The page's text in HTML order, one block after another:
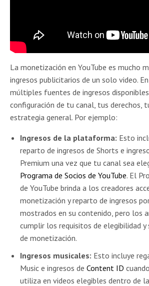
La monetización en YouTube es mucho
ingresos publicitarios de un solo video.
múltiples fuentes de ingresos
configuración de tu canal, tus derechos,
estrategia general. Por ejemplo:
Ingresos de la plataforma: Esto
reparto de ingresos de Shorts e
Premium una vez que tu canal sea
Programa de Socios de YouTube. El
de YouTube brinda a los creadores
monetización y reparto de ingresos
mostrados en su contenido, pero los
cumplir los requisitos de elegibilidad
de monetización.
Ingresos musicales: Esto incluye
Music e ingresos de Content ID
utiliza en videos elegibles dentro de